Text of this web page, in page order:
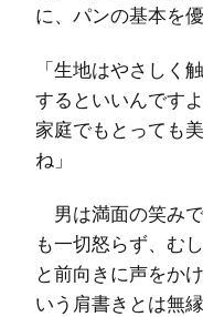
に、パンの基本を
「生地はやさしく
するといいんです
家庭でもとっても
ね」
男は満面の笑み
も一切怒らず、む
と前向きに声をか
いう肩書きとは無